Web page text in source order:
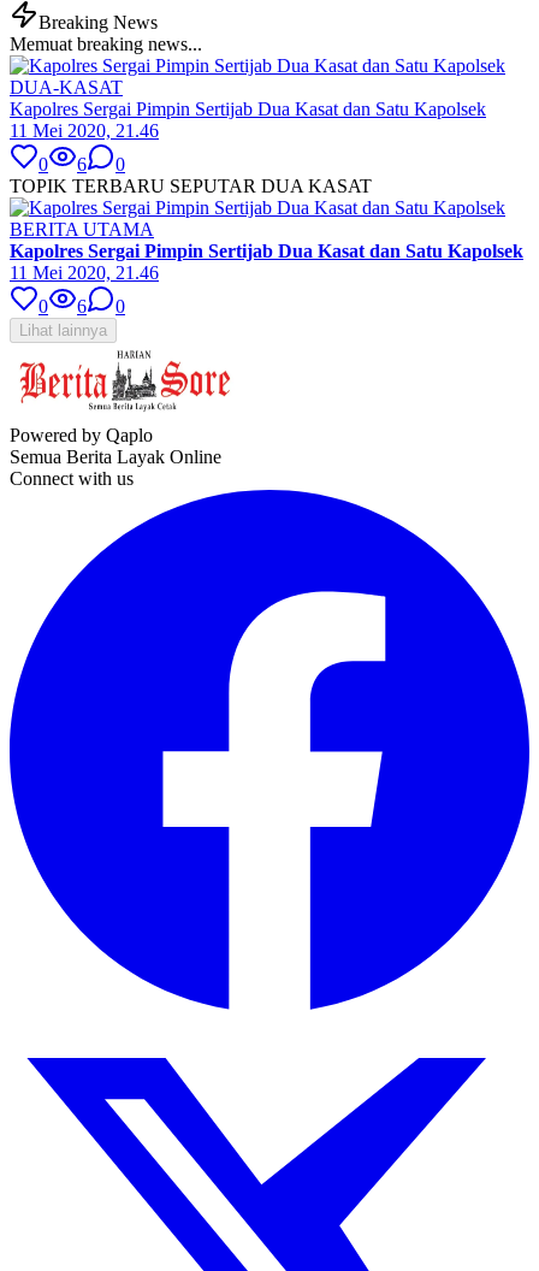
Breaking News
Memuat breaking news...
DUA-KASAT
Kapolres Sergai Pimpin Sertijab Dua Kasat dan Satu Kapolsek
11 Mei 2020, 21.46
0
6
0
TOPIK TERBARU SEPUTAR DUA KASAT
BERITA UTAMA
Kapolres Sergai Pimpin Sertijab Dua Kasat dan Satu Kapolsek
11 Mei 2020, 21.46
0
6 0
Lihat lainnya
Powered by Qaplo
Semua Berita Layak Online
Connect with us